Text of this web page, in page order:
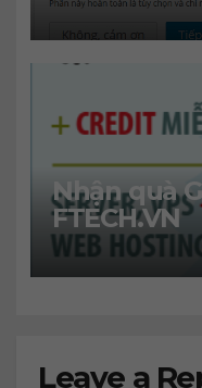
GoDaddy
Nhận quà
FTECH.VN
Leave a